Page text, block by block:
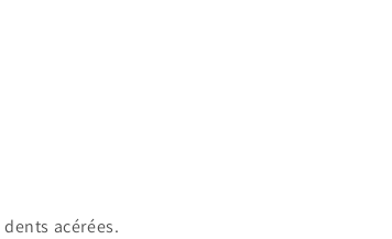
acérées.